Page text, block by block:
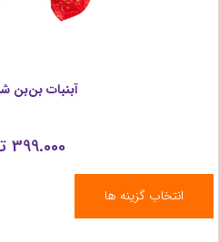
آبنبات بن‌بن
399.000
انتخاب گزینه ها